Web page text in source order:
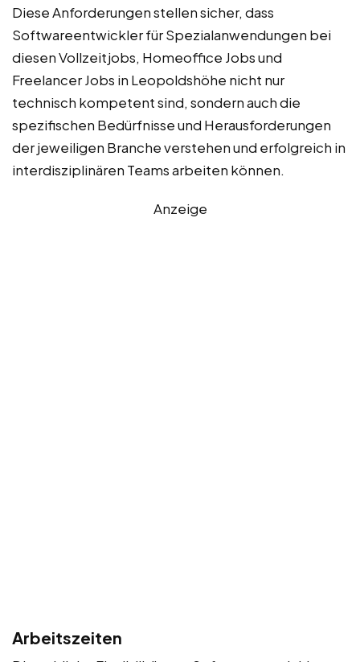
Diese Anforderungen stellen sicher, dass
Softwareentwickler für Spezialanwendungen bei
diesen Vollzeitjobs, Homeoffice Jobs und
Freelancer Jobs in Leopoldshöhe nicht nur
technisch kompetent sind, sondern auch die
spezifischen Bedürfnisse und Herausforderungen
der jeweiligen Branche verstehen und erfolgreich in
interdisziplinären Teams arbeiten können.
Anzeige
Arbeitszeiten